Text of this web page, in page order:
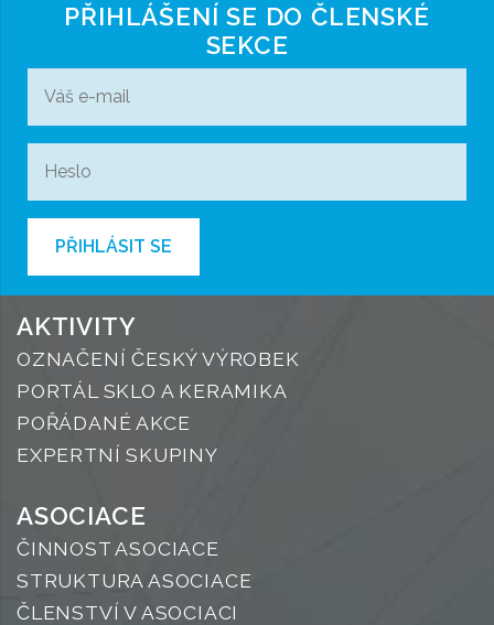
PŘIHLÁŠENÍ SE DO ČLENSKÉ
SEKCE
PŘIHLÁSIT SE
AKTIVITY
OZNAČENÍ ČESKÝ VÝROBEK
PORTÁL SKLO A KERAMIKA
POŘÁDANÉ AKCE
EXPERTNÍ SKUPINY
ASOCIACE
ČINNOST ASOCIACE
STRUKTURA ASOCIACE
ČLENSTVÍ V ASOCIACI